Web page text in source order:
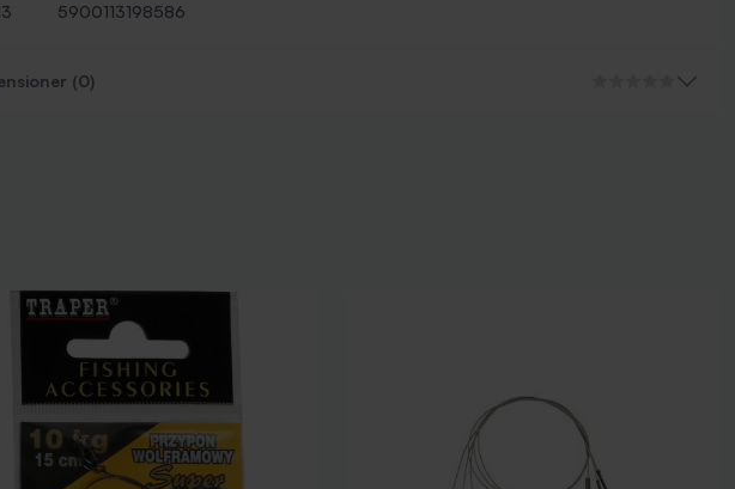
5900113198586
(0)